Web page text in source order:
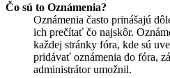
Čo sú to Oznámenia?
Oznámenia často prinášajú
ich prečítať čo najskôr.
každej stránky fóra, kde sú
pridávať oznámenia do fóra,
administrátor umožnil.